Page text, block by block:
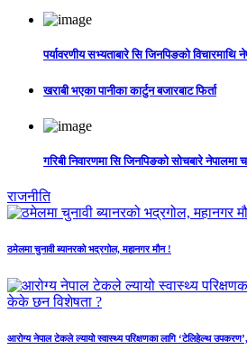
पर्यावरणीय सभ्यताबारे सि जिनपिङको
खराबी भएका पानीका कार्टुन बजारबाट फिर्ता
गरिबी निवारणमा सि जिनपिङको सोचबारे नेपालमा
राजनीति
ठमेलमा चुनावी ब्यानरको भद्रगोल, महानगर मौन !
आरोग्य नेपाल टेकले ल्यायो स्वास्थ्य परिक्षणका लागि ‘टेलिहेल्थ